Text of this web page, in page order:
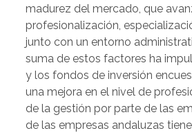
madurez del mercado, que
profesionalización,
junto con un entorno
suma de estos factores ha
y los fondos de inversión
una mejora en el nivel de
de la gestión por parte de las
de las empresas andaluzas